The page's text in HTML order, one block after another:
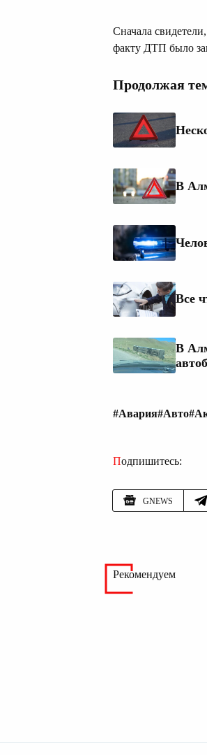
Сначала
факту ДТП было
Продолжая
В
Все
В
#Авария#Авто
Подпишитесь:
GNEWS
Рекомендуем